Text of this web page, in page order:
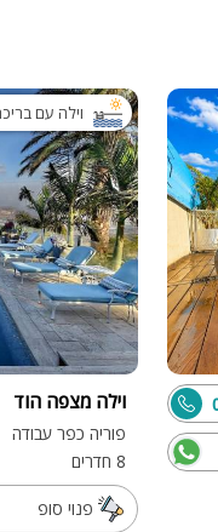
וילה עם
וילה מצפה הוד
פוריה כפר עבודה
8 חדרים
פנוי סופ